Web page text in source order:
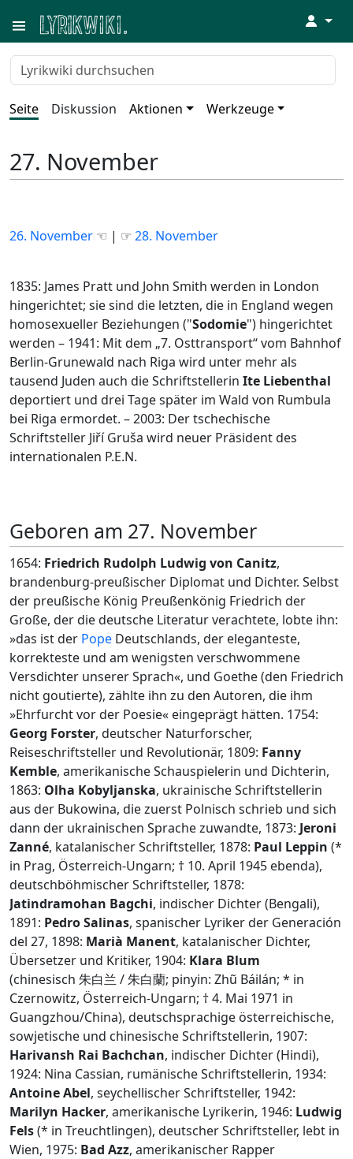
↓
Seite Diskussion Aktionen Werkzeuge
27. November
26. November ☜ | ☞ 28. November
1835: James Pratt und John Smith werden in London
hingerichtet; sie sind die letzten, die in England wegen
homosexueller Beziehungen ("Sodomie") hingerichtet
werden – 1941: Mit dem „7. Osttransport“ vom Bahnhof
Berlin-Grunewald nach Riga wird unter mehr als
tausend Juden auch die Schriftstellerin Ite Liebenthal
deportiert und drei Tage später im Wald von Rumbula
bei Riga ermordet. – 2003: Der tschechische
Schriftsteller Jiří Gruša wird neuer Präsident des
internationalen P.E.N.
Geboren am 27. November
1654: Friedrich Rudolph Ludwig von Canitz,
brandenburg-preußischer Diplomat und Dichter. Selbst
der preußische König Preußenkönig Friedrich der
Große, der die deutsche Literatur verachtete, lobte ihn:
»das ist der Pope Deutschlands, der eleganteste,
korrekteste und am wenigsten verschwommene
Versdichter unserer Sprach«, und Goethe (den Friedrich
nicht goutierte), zählte ihn zu den Autoren, die ihm
»Ehrfurcht vor der Poesie« eingeprägt hätten. 1754:
Georg Forster, deutscher Naturforscher,
Reiseschriftsteller und Revolutionär, 1809: Fanny
Kemble, amerikanische Schauspielerin und Dichterin,
1863: Olha Kobyljanska, ukrainische Schriftstellerin
aus der Bukowina, die zuerst Polnisch schrieb und sich
dann der ukrainischen Sprache zuwandte, 1873: Jeroni
Zanné, katalanischer Schriftsteller, 1878: Paul Leppin (*
in Prag, Österreich-Ungarn; † 10. April 1945 ebenda),
deutschböhmischer Schriftsteller, 1878:
Jatindramohan Bagchi, indischer Dichter (Bengali),
1891: Pedro Salinas, spanischer Lyriker der Generación
del 27, 1898: Marià Manent, katalanischer Dichter,
Übersetzer und Kritiker, 1904: Klara Blum
(chinesisch 朱白兰 / 朱白蘭; pinyin: Zhũ Báilán; * in
Czernowitz, Österreich-Ungarn; † 4. Mai 1971 in
Guangzhou/China), deutschsprachige österreichische,
sowjetische und chinesische Schriftstellerin, 1907:
Harivansh Rai Bachchan, indischer Dichter (Hindi),
1924: Nina Cassian, rumänische Schriftstellerin, 1934:
Antoine Abel, seychellischer Schriftsteller, 1942:
Marilyn Hacker, amerikanische Lyrikerin, 1946: Ludwig
Fels(* in Treuchtlingen), deutscher Schriftsteller, lebt in
Wien, 1975: Bad Azz, amerikanischer Rapper